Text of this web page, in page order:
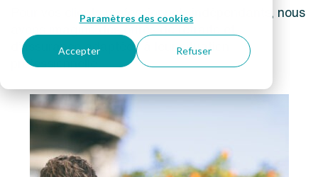
Paramètres des cookies
Accepter Refuser
Pour vos clients professionnels indépendants, nous
avons imaginé des offres de retraite et
d’assurance adaptées à leur situation
professionnelle.